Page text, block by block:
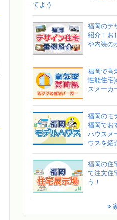
てよう
福岡のデ
紹介！お
や内装の
福岡で高
性能住宅)
スメーカ
福岡のモ
福岡でお
ハウスメ
ウスを紹
福岡の住
て注文住
う！